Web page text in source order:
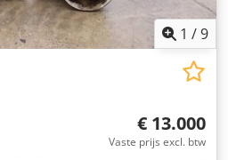
1 /9
€ 13.000
Vaste prijs excl. btw